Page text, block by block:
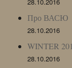
Про ВАСЮ
28.10.2016
WINTER
28.10.2016